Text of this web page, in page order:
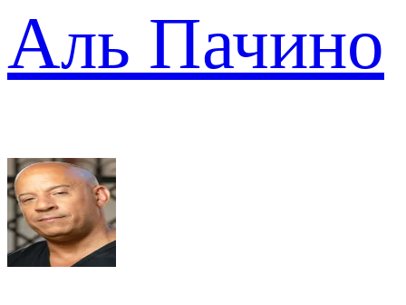
Аль Пачино